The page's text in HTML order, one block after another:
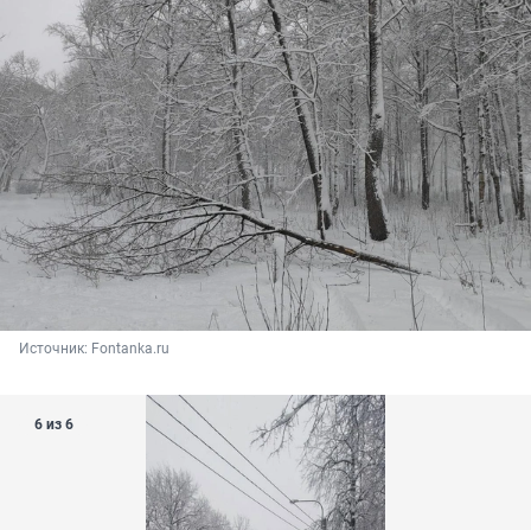
Источник: Fontanka.ru
6 из 6